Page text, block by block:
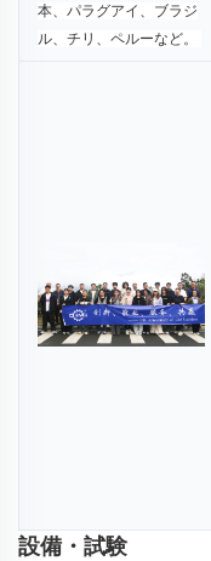
本、パラグアイ、ブラジ
ル、チリ、ペルーなど。
設備・試験